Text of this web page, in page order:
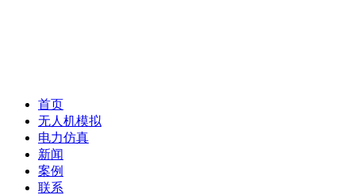
首页
无人机模拟
电力仿真
新闻
案例
联系